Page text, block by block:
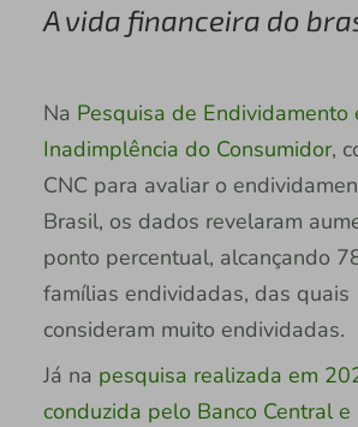
A vida financeira do
Na Pesquisa de Endividamento
Inadimplência do Consumidor,
CNC para avaliar o
Brasil, os dados revelaram
ponto percentual, alcançando
famílias endividadas, das quais
consideram muito endividadas.
Já na pesquisa realizada em
conduzida pelo Banco Central e